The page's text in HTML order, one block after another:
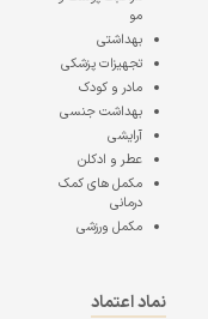
مو
بهداشتی
تجهیزات پزشکی
مادر و کودک
بهداشت جنسی
آرایشی
عطر و ادکلن
مکمل های کمک
درمانی
مکمل ورزشی
نماد اعتماد